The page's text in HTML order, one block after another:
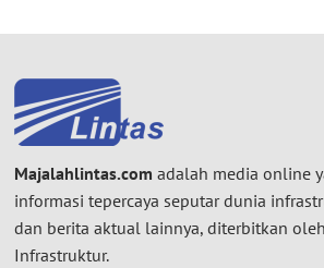
Majalahlintas.com adalah media online
informasi tepercaya seputar dunia
dan berita aktual lainnya, diterbitkan
Infrastruktur.